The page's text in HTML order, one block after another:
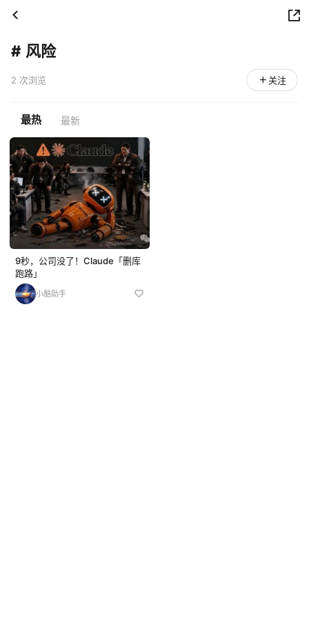
# 风险
2 次浏览 关注
最热 最新
9秒，公司没了！Claude「删库
跑路」
小酷助手